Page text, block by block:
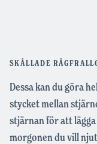
SKÅLLADE
Dessa kan du göra
stycket mellan
stjärnan för att
morgonen du vill